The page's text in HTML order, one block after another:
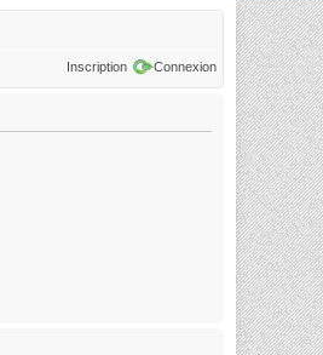
Inscription Connexion